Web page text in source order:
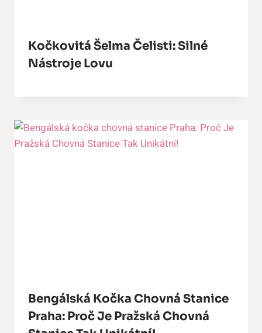
Kočkovitá Šelma Čelisti: Silné
Nástroje Lovu
Bengálská Kočka Chovná Stanice
Praha: Proč Je Pražská Chovná